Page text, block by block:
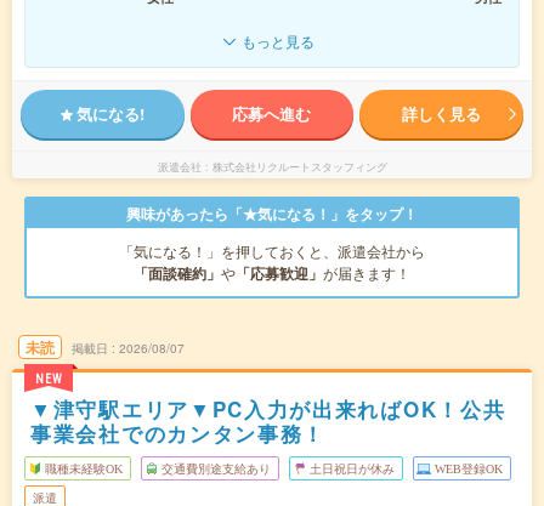
もっと見る
気になる! 応募へ進む 詳しく見る
派遣会社 株式会社リクルートスタッフィング
興味があったら「★気になる！」をタップ！
「気になる！」を押しておくと、派遣会社から
「面談確約」 や 「応募歓迎」 が届きます！
未読
NEW
掲載日 2026/08/07
▼津守駅エリア▼PC入力が出来ればOK！公共
事業会社でのカンタン事務！
職種未経験OK 交通費別途支給あり 土日祝日が休み WEB登録OK
派遣